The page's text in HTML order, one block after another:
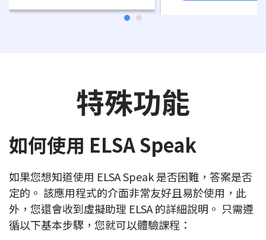
特殊功能
如何使用 ELSA Speak
如果您想知道使用 ELSA Speak 是否困難，答案是否
定的。 該應用程式的介面非常友好且易於使用，此
外，您還會收到虛擬助理 ELSA 的詳細說明。 只需遵
循以下基本步驟，您就可以體驗課程：